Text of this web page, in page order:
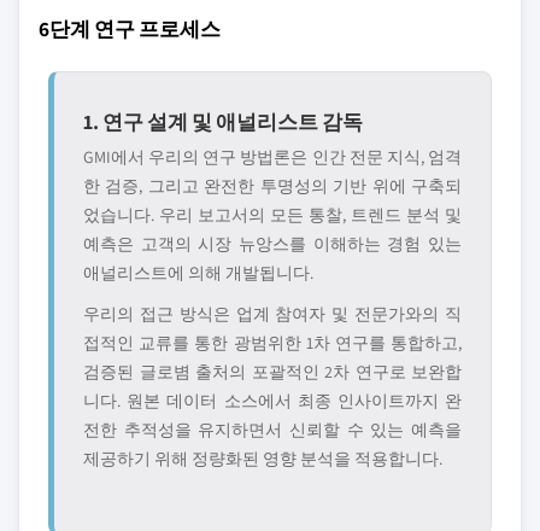
6단계 연구 프로세스
1. 연구 설계 및 애널리스트 감독
GMI에서 우리의 연구 방법론은 인간 전문 지식, 엄격
한 검증, 그리고 완전한 투명성의 기반 위에 구축되
었습니다. 우리 보고서의 모든 통찰, 트렌드 분석 및
예측은 고객의 시장 뉴앙스를 이해하는 경험 있는
애널리스트에 의해 개발됩니다.
우리의 접근 방식은 업계 참여자 및 전문가와의 직
접적인 교류를 통한 광범위한 1차 연구를 통합하고,
검증된 글로볌 출처의 포괄적인 2차 연구로 보완합
니다. 원본 데이터 소스에서 최종 인사이트까지 완
전한 추적성을 유지하면서 신뢰할 수 있는 예측을
제공하기 위해 정량화된 영향 분석을 적용합니다.